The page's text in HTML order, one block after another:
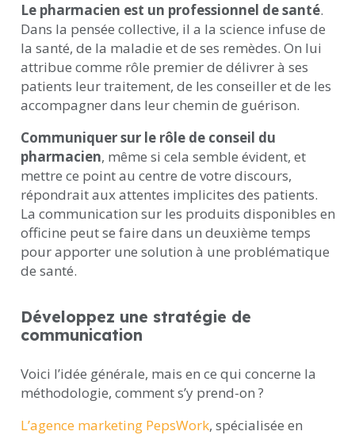
Le pharmacien est un professionnel de santé.
Dans la pensée collective, il a la science infuse de
la santé, de la maladie et de ses remèdes. On lui
attribue comme rôle premier de délivrer à ses
patients leur traitement, de les conseiller et de les
accompagner dans leur chemin de guérison.
Communiquer sur le rôle de conseil du
pharmacien, même si cela semble évident, et
mettre ce point au centre de votre discours,
répondrait aux attentes implicites des patients.
La communication sur les produits disponibles en
officine peut se faire dans un deuxième temps
pour apporter une solution à une problématique
de santé.
Développez une stratégie de
communication
Voici l’idée générale, mais en ce qui concerne la
méthodologie, comment s’y prend-on ?
L’agence marketing PepsWork, spécialisée en